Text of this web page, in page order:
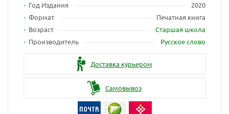
Год Издания
2020
Формат
Печатная книга
Возраст
Старшая школа
Производитель
Русское слово
Доставка курьером
Самовывоз